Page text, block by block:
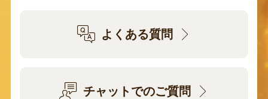
よくある質問
チャットでのご質問